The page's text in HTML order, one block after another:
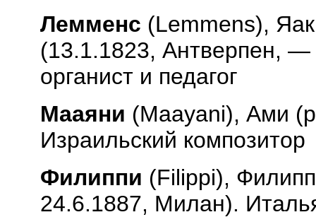
Лемменс (Lemmens),
(13.1.1823, Антверпен, —
органист и педагог
Мааяни (Maayani), Ами
Израильский композитор
Филиппи (Filippi),
24.6.1887, Милан).